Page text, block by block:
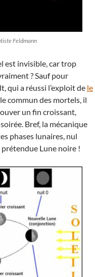
Feldmann
est invisible, car trop
? Sauf pour
qui a réussi l’exploit de le
commun des mortels, il
un fin croissant,
Bref, la mécanique
phases lunaires, nul
prétendue Lune noire !